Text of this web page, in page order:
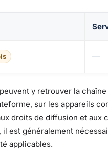
—
y retrouver la
sur les appareils
droits de diffusion et aux
est généralement
applicables.